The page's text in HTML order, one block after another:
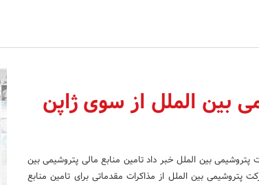
بین الملل از سوی ژاپن
بین الملل خبر داد تامین منابع مالی پتروشیمی بین
بین الملل از مذاکرات مقدماتی برای تامین منابع